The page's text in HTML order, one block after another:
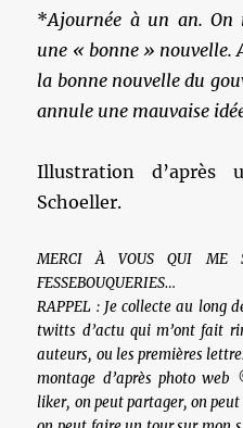
*Ajournée à un an. On
une « bonne » nouvelle.
la bonne nouvelle du
annule une mauvaise
Illustration d’après
Schoeller.
MERCI À VOUS QUI ME
FESSEBOUQUERIES…
RAPPEL : Je collecte au long
twitts d’actu qui m’ont fait
auteurs, ou les premières
montage d’après photo
liker, on peut partager, on